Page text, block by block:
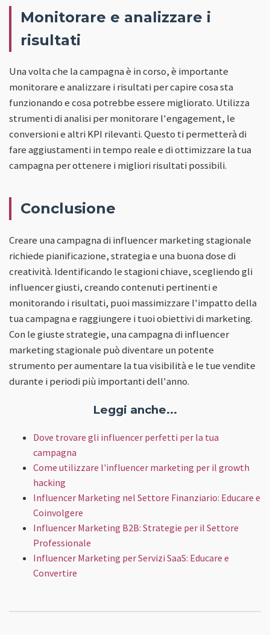
Monitorare e analizzare i
risultati
Una volta che la campagna è in corso, è importante
monitorare e analizzare i risultati per capire cosa sta
funzionando e cosa potrebbe essere migliorato. Utilizza
strumenti di analisi per monitorare l'engagement, le
conversioni e altri KPI rilevanti. Questo ti permetterà di
fare aggiustamenti in tempo reale e di ottimizzare la tua
campagna per ottenere i migliori risultati possibili.
Conclusione
Creare una campagna di influencer marketing stagionale
richiede pianificazione, strategia e una buona dose di
creatività. Identificando le stagioni chiave, scegliendo gli
influencer giusti, creando contenuti pertinenti e
monitorando i risultati, puoi massimizzare l'impatto della
tua campagna e raggiungere i tuoi obiettivi di marketing.
Con le giuste strategie, una campagna di influencer
marketing stagionale può diventare un potente
strumento per aumentare la tua visibilità e le tue vendite
durante i periodi più importanti dell'anno.
Leggi anche...
Dove trovare gli influencer perfetti per la tua
campagna
Come utilizzare l'influencer marketing per il growth
hacking
Influencer Marketing nel Settore Finanziario: Educare e
Coinvolgere
Influencer Marketing B2B: Strategie per il Settore
Professionale
Influencer Marketing per Servizi SaaS: Educare e
Convertire